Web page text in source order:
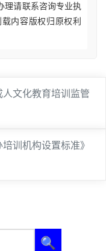
理请联系咨询专业执
内容版权归原权利
文化教育培训监管
训机构设置标准》
🔍